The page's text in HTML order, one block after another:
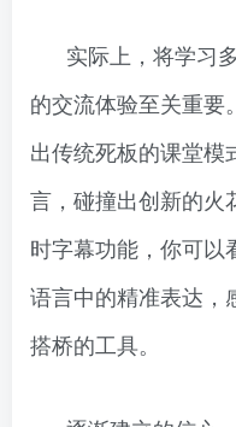
实际上，将学习
的交流体验至关重要
出传统死板的课堂模
言，碰撞出创新的火
时字幕功能，你可以
语言中的精准表达，
搭桥的工具。